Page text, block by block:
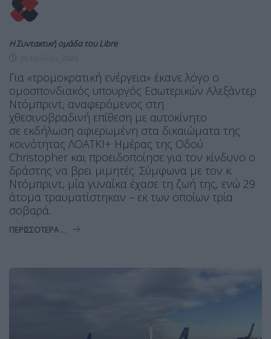
Η Συντακτική ομάδα του Libre
Για «τρομοκρατική ενέργεια» έκανε λόγο ο
ομοσπονδιακός υπουργός Εσωτερικών Αλεξάντερ
Ντόμπριντ, αναφερόμενος στη
χθεσινοβραδινή επίθεση με αυτοκίνητο
σε εκδήλωση αφιερωμένη στα δικαιώματα της
κοινότητας ΛΟΑΤΚΙ+ Ημέρας της Οδού
Christopher και προειδοποίησε για τον κίνδυνο ο
δράστης να βρει μιμητές. Σύμφωνα με τον κ.
Ντόμπριντ, μία γυναίκα έχασε τη ζωή της, ενώ 29
άτομα τραυματίστηκαν – εκ των οποίων τρία
σοβαρά.
ΠΕΡΙΣΣΌΤΕΡΑ ...